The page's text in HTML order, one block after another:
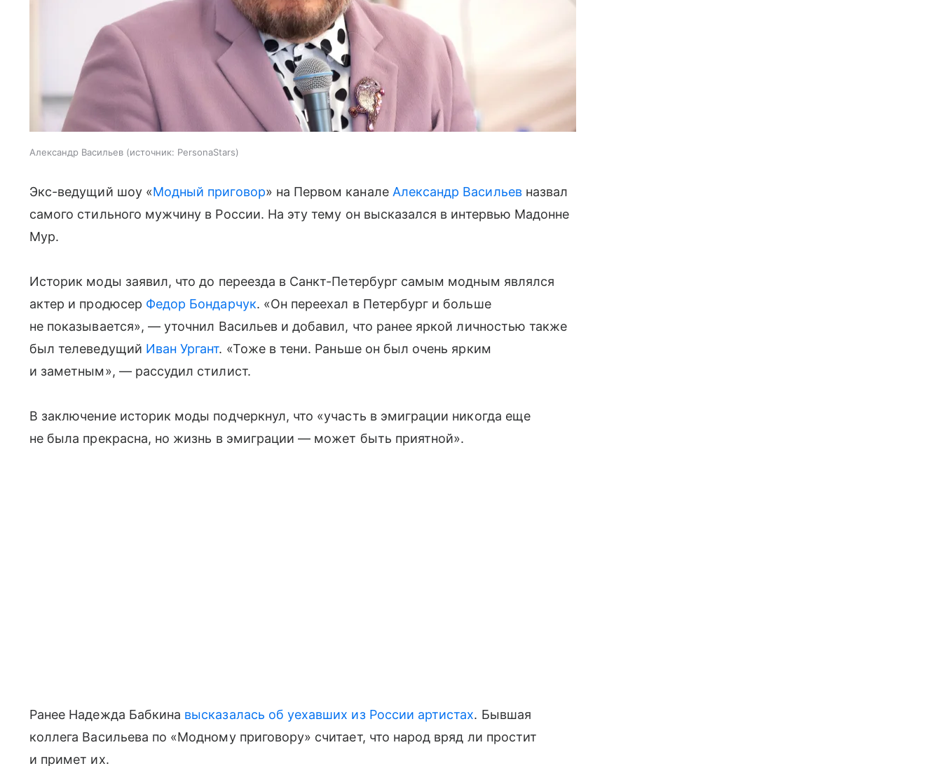
Александр Васильев источник: PersonaStars
Экс-ведущий шоу «Модный приговор» на Первом канале Александр Васильевназвал
самого стильного мужчину в России. На эту тему он высказался в интервью Мадонне
Мур.
Историк моды заявил, что до переезда в Санкт-Петербург самым модным являлся
актер и продюсер Федор Бондарчук. «Он переехал в Петербург и больше
не показывается», — уточнил Васильев и добавил, что ранее яркой личностью также
был телеведущий Иван Ургант. «Тоже в тени. Раньше он был очень ярким
и заметным», — рассудил стилист.
В заключение историк моды подчеркнул, что «участь в эмиграции никогда еще
не была прекрасна, но жизнь в эмиграции — может быть приятной».
Ранее Надежда Бабкина высказалась об уехавших из России артистах. Бывшая
коллега Васильева по «Модному приговору» считает, что народ вряд ли простит
и примет их.